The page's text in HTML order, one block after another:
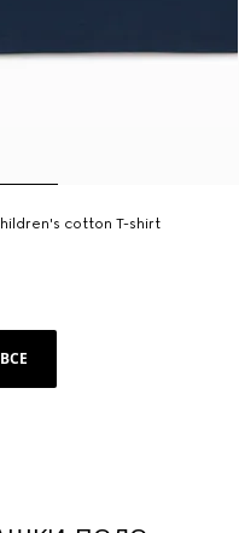
cotton T-shirt